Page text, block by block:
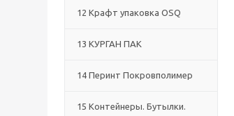
12 Крафт упаковка OSQ
13 КУРГАН ПАК
14 Перинт Покровполимер
15 Контейнеры. Бутылки.